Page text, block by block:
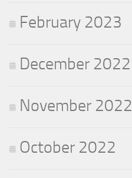
February 2023
December 2022
November 2022
October 2022